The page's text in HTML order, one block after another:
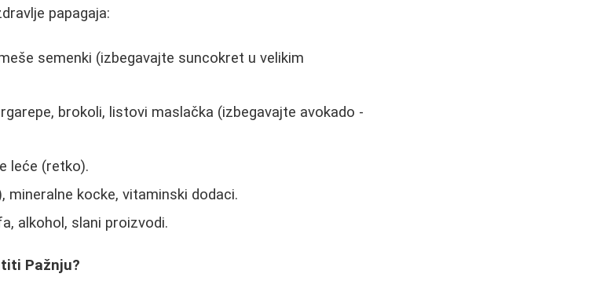
papagaja:
semenki (izbegavajte suncokret u velikim
brokoli, listovi maslačka (izbegavajte avokado -
leće (retko).
mineralne kocke, vitaminski dodaci.
alkohol, slani proizvodi.
Pažnju?